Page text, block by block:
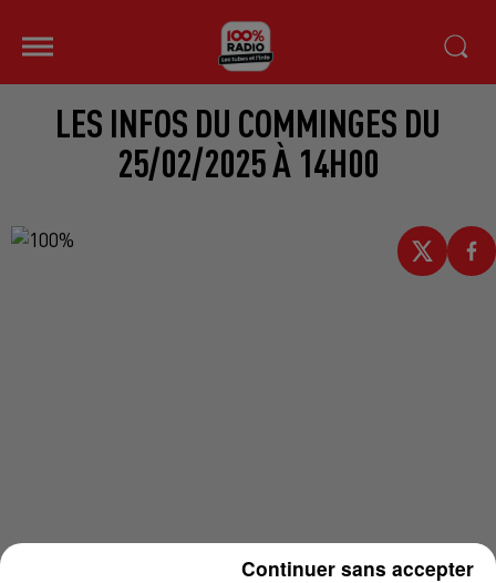
LES INFOS DU COMMINGES DU
25/02/2025 À 14H00
Continuer sans accepter